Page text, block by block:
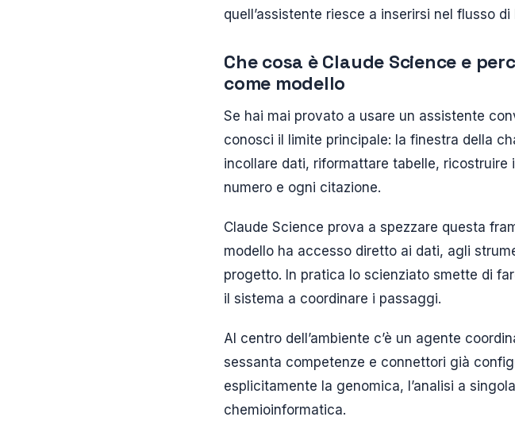
quell’assistente riesce a inserirsi nel flusso
Che cosa è Claude Science e
come modello
Se hai mai provato a usare un assistente
conosci il limite principale: la finestra della
incollare dati, riformattare tabelle,
numero e ogni citazione.
Claude Science prova a spezzare questa
modello ha accesso diretto ai dati, agli
progetto. In pratica lo scienziato smette di
il sistema a coordinare i passaggi.
Al centro dell’ambiente c’è un agente
sessanta competenze e connettori già
esplicitamente la genomica, l’analisi a
chemioinformatica.